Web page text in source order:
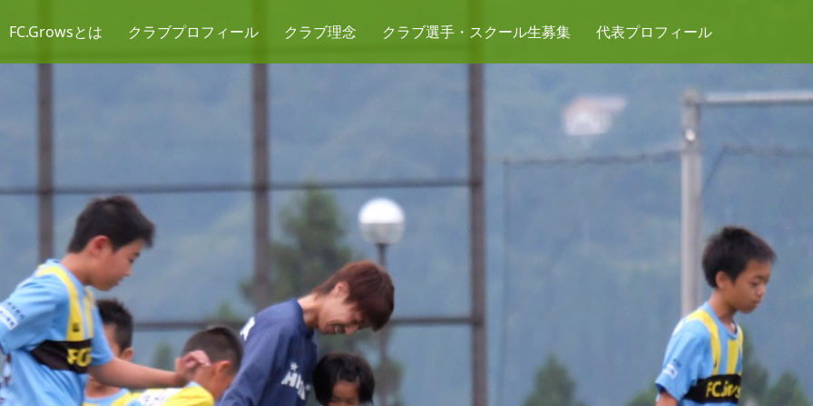
FC.Growsとは クラブプロフィール クラブ理念 クラブ選手・スクール生募集 代表プロフィール